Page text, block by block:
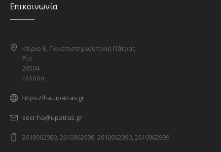
Επικοινωνία
Κτίριο Β, Πανεπιστημιούπολη Πάτρας
Ρίο
26504
Ελλάδα
https://ha.upatras.gr
secr-ha@upatras.gr
2610962989, 2610962998, 2610962990, 2610962999